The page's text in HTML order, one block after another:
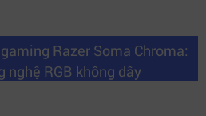
Razer Soma Chroma:
nghệ RGB không dây